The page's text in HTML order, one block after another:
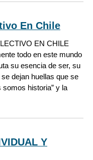
En Chile
EN CHILE
todo en este mundo
su esencia de ser, su
dejan huellas que se
historia” y la
Y